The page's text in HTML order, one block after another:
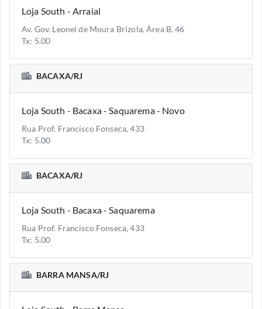
Loja South - Arraial
Av. Gov. Leonel de Moura Brizola, Área B, 46
Tx: 5.00
BACAXA/RJ
Loja South - Bacaxa - Saquarema - Novo
Rua Prof. Francisco Fonseca, 433
Tx: 5.00
BACAXA/RJ
Loja South - Bacaxa - Saquarema
Rua Prof. Francisco Fonseca, 433
Tx: 5.00
BARRA MANSA/RJ